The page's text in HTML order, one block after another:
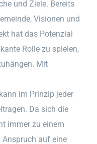
und Ziele. Bereits
Visionen und
hat das Potenzial
Rolle zu spielen,
Mit
im Prinzip jeder
Da sich die
immer zu einem
Anspruch auf eine